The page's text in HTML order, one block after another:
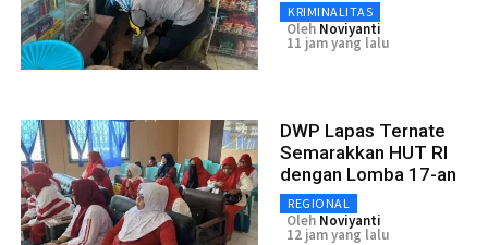
KRIMINALITAS
Oleh Noviyanti
11 jam yang lalu
DWP Lapas Ternate
Semarakkan HUT RI
dengan Lomba 17-an
REGIONAL
Oleh Noviyanti
12 jam yang lalu